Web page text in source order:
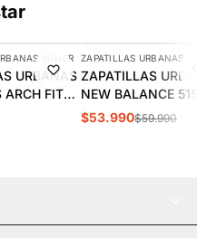
MUJER
URBANAS
ARCH FIT
150051-
-10%
ZAPATILLAS URBANAS
ZAPATILLAS
NEW BALANCE 515
MUJER |
$53.990$59.990